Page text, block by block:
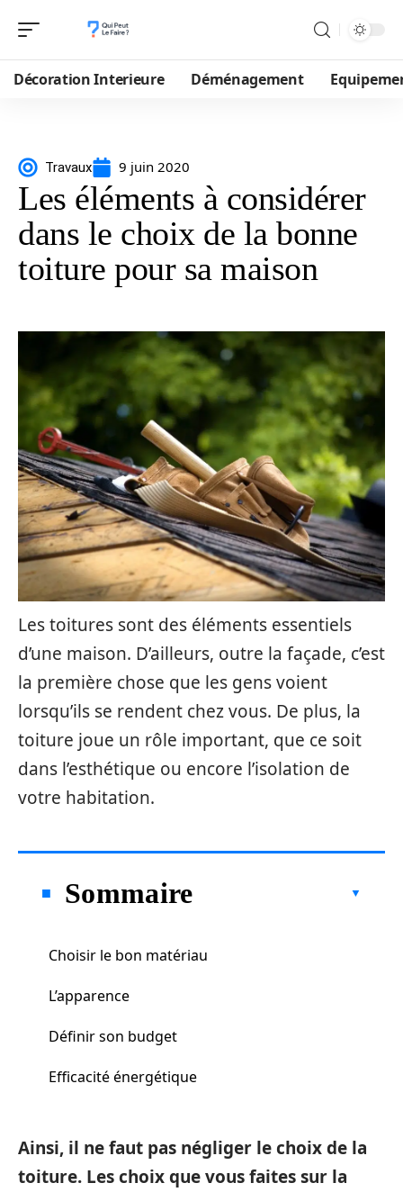
Décoration Interieure Déménagement
Travaux 9 juin 2020
Les éléments à considérer
dans le choix de la bonne
toiture pour sa maison
Les toitures sont des éléments essentiels
d’une maison. D’ailleurs, outre la façade, c’est
la première chose que les gens voient
lorsqu’ils se rendent chez vous. De plus, la
toiture joue un rôle important, que ce soit
dans l’esthétique ou encore l’isolation de
votre habitation.
Sommaire
Choisir le bon matériau
L’apparence
Définir son budget
Efficacité énergétique
Ainsi, il ne faut pas négliger le choix de la
toiture. Les choix que vous faites sur la